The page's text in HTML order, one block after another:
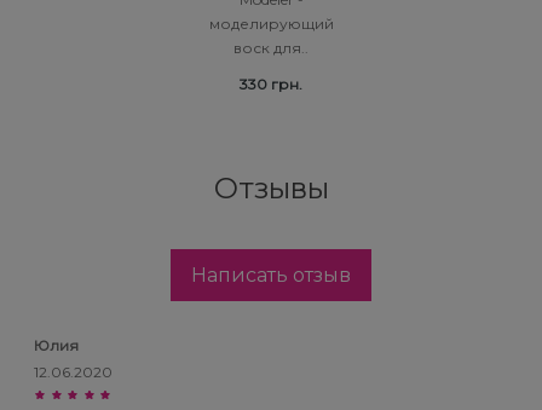
моделирующий
воск для..
330 грн.
Отзывы
Написать отзыв
Юлия
12.06.2020